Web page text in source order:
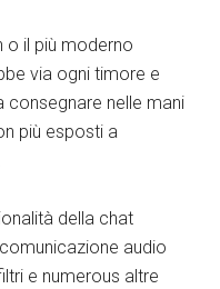
o il più moderno
via ogni timore e
consegnare nelle mani
più esposti a
della chat
audio
e numerous altre